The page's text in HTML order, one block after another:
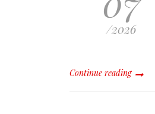
/2026
Continue reading